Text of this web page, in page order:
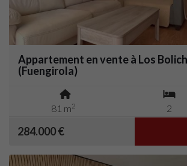
Appartement en vente à Los
(Fuengirola)
81 m2 2
284.000 €